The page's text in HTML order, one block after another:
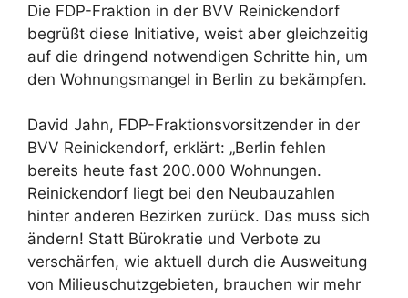
Die FDP-Fraktion in der BVV Reinickendorf
begrüßt diese Initiative, weist aber gleichzeitig
auf die dringend notwendigen Schritte hin, um
den Wohnungsmangel in Berlin zu bekämpfen.
David Jahn, FDP-Fraktionsvorsitzender in der
BVV Reinickendorf, erklärt: „Berlin fehlen
bereits heute fast 200.000 Wohnungen.
Reinickendorf liegt bei den Neubauzahlen
hinter anderen Bezirken zurück. Das muss sich
ändern! Statt Bürokratie und Verbote zu
verschärfen, wie aktuell durch die Ausweitung
von Milieuschutzgebieten, brauchen wir mehr